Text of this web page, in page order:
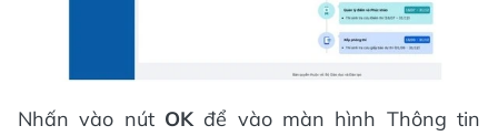
Nhấn vào nút OKđể vào màn hình Thông tin